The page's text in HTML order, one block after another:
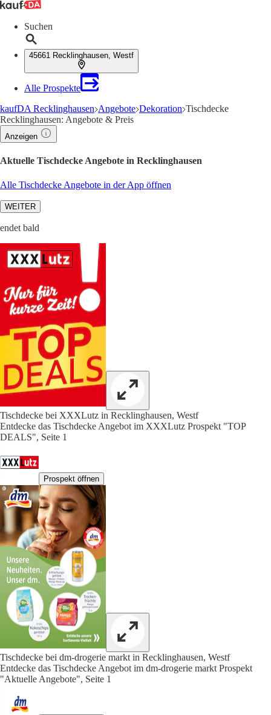
Suchen
45661 Recklinghausen, Westf
Alle Prospekte
kaufDA Recklinghausen Angebote Dekoration Tischdecke
Recklinghausen: Angebote & Preis
Anzeigen
Aktuelle Tischdecke Angebote in Recklinghausen
Alle Tischdecke Angebote in der App öffnen
WEITER
endet bald
Tischdecke bei XXXLutz in Recklinghausen, Westf
Entdecke das Tischdecke Angebot im XXXLutz Prospekt "TOP
DEALS", Seite 1
Prospekt öffnen
Tischdecke bei dm-drogerie markt in Recklinghausen, Westf
Entdecke das Tischdecke Angebot im dm-drogerie markt Prospekt
"Aktuelle Angebote", Seite 1